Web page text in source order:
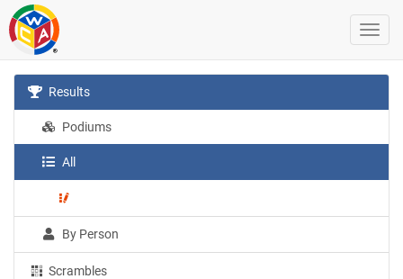
Results
Podiums
All
By Person
Scrambles